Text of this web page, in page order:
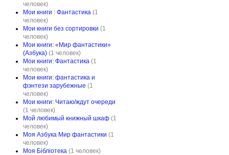
человек)
Мои книги : Фантастика (1
человек)
Мои книги без сортировки (1
человек)
Мои книги: «Мир фантастики»
(Азбука) (1 человек)
Мои книги: Фантастика (1
человек)
Мои книги: фантастика и
фэнтези зарубежные (1
человек)
Мои книги: Читаю/ждут очереди
(1 человек)
Мой любимый книжный шкаф (1
человек)
Моя Азбука Мир фантастики (1
человек)
Моя Бібліотека (1 человек)